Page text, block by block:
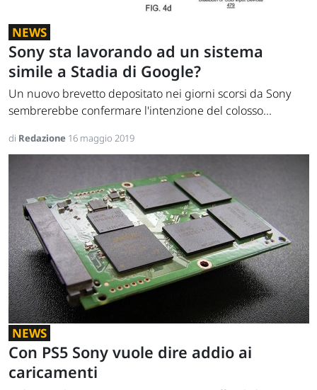
NEWS
Sony sta lavorando ad un sistema
simile a Stadia di Google?
Un nuovo brevetto depositato nei giorni scorsi da Sony
sembrerebbe confermare l'intenzione del colosso...
di Redazione 16 maggio 2019
NEWS
Con PS5 Sony vuole dire addio ai
caricamenti